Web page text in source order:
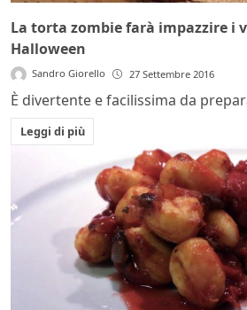
La torta zombie farà impazzire i
Halloween
Sandro Giorello 27 Settembre 2016
È divertente e facilissima da
Leggi di più